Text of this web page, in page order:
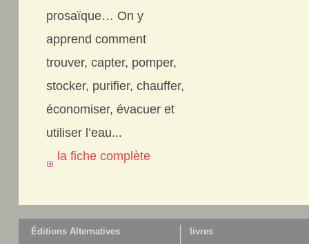
prosaïque… On y
apprend comment
trouver, capter, pomper,
stocker, purifier, chauffer,
économiser, évacuer et
utiliser l’eau...
la fiche complète
Éditions Alternatives livres